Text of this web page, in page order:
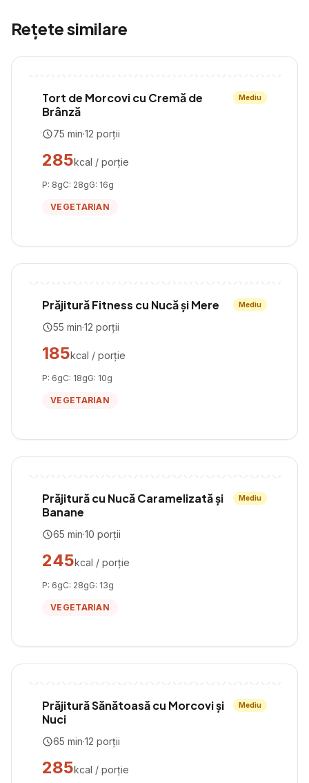
Rețete similare
Tort de Morcovi cu Cremă de
Brânză
Mediu
75 min·12 porții
285kcal / porție
P: 8gC: 28gG: 16g
VEGETARIAN
Prăjitură Fitness cu Nucă și Mere Mediu
55 min·12 porții
185kcal / porție
P: 6gC: 18gG: 10g
VEGETARIAN
Prăjitură cu Nucă Caramelizată și
Banane
Mediu
65 min·10 porții
245kcal / porție
P: 6gC: 28gG: 13g
VEGETARIAN
Prăjitură Sănătoasă cu Morcovi și
Nuci
Mediu
65 min·12 porții
285kcal / porție